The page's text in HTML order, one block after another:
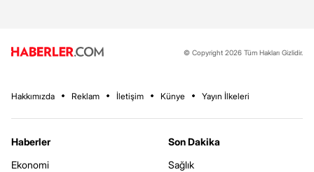
© Copyright 2026 Tüm Hakları Gizlidir.
Hakkımızda Reklam İletişim Künye Yayın İlkeleri
Haberler
Ekonomi
Son Dakika
Sağlık